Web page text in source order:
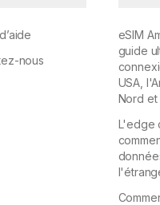
nous
eSIM
guide
USA,
Nord et
L'edge